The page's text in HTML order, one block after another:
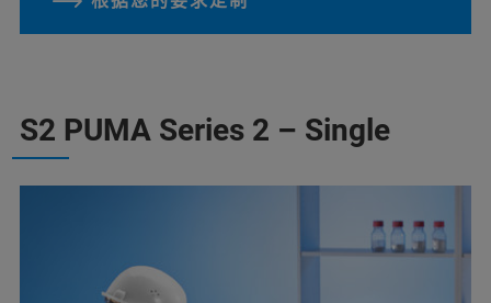
S2 PUMA Series 2 – Single